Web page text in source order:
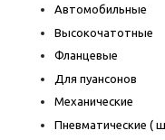
Автомобильные
Высокочатотные
Фланцевые
Для пуансонов
Механические
Пневматические (